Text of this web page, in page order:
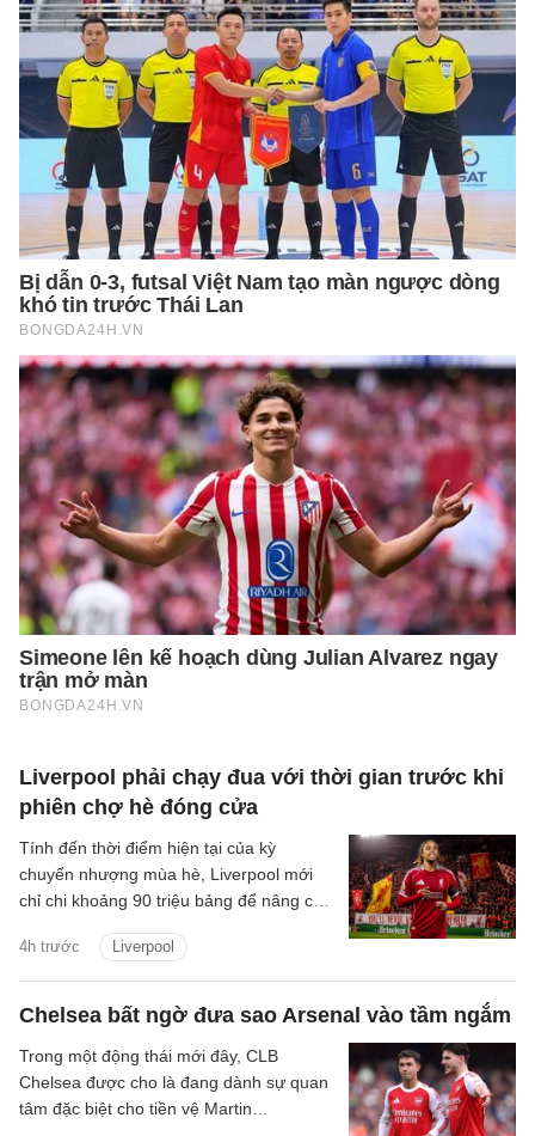
Liverpool phải chạy đua với thời gian trước khi
phiên chợ hè đóng cửa
4h trước Liverpool
Tính đến thời điểm hiện tại của kỳ
chuyển nhượng mùa hè, Liverpool mới
chỉ chi khoảng 90 triệu bảng để nâng cấp
Jeremy Jacquet và cầu thủ chạy cánh
Victor Munoz.
Chelsea bất ngờ đưa sao Arsenal vào tầm ngắm
Trong một động thái mới đây, CLB
Chelsea được cho là đang dành sự quan
tâm đặc biệt cho tiền vệ Martin